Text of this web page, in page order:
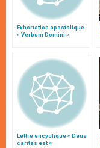
Exhortation apostolique
« Verbum Domini »
Lettre encyclique « Deus
caritas est »